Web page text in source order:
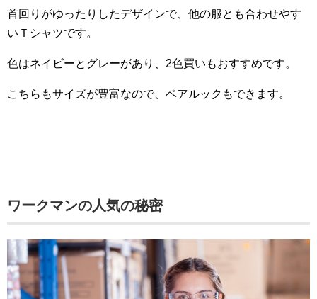
首回りがゆったりしたデザインで、他の服とも合わせやす
いＴシャツです。
色はネイビーとグレーがあり、2色買いもおすすめです。
こちらもサイズが豊富なので、ペアルックもできます。
ワークマンの人気の秘密